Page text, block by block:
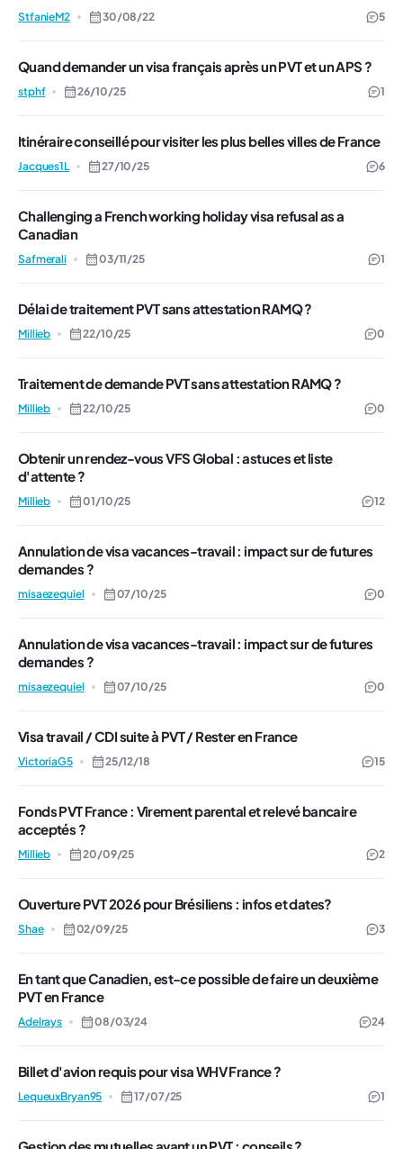
StfanieM2 30/08/22 5
Quand demander un visa français après un PVT et un APS ?
stphf 26/10/25 1
Itinéraire conseillé pour visiter les plus belles villes de France
Jacques1L 27/10/25 6
Challenging a French working holiday visa refusal as a
Canadian
Safmerali 03/11/25 1
Délai de traitement PVT sans attestation RAMQ ?
Millieb 22/10/25 0
Traitement de demande PVT sans attestation RAMQ ?
Millieb 22/10/25 0
Obtenir un rendez-vous VFS Global : astuces et liste
d'attente ?
Millieb 01/10/25 12
Annulation de visa vacances-travail : impact sur de futures
demandes ?
misaezequiel 07/10/25 0
Annulation de visa vacances-travail : impact sur de futures
demandes ?
misaezequiel 07/10/25 0
Visa travail / CDI suite à PVT / Rester en France
VictoriaG5 25/12/18 15
Fonds PVT France : Virement parental et relevé bancaire
acceptés ?
Millieb 20/09/25 2
Ouverture PVT 2026 pour Brésiliens : infos et dates?
Shae 02/09/25 3
En tant que Canadien, est-ce possible de faire un deuxième
PVT en France
Adelrays 08/03/24 24
Billet d'avion requis pour visa WHV France ?
LequeuxBryan95 17/07/25 1